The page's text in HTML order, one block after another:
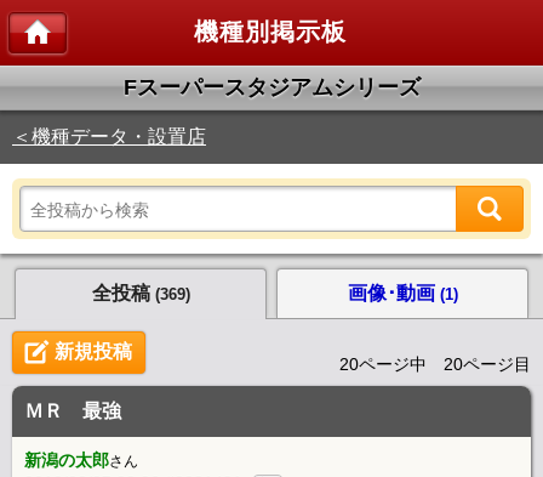
機種別掲示板
Fスーパースタジアムシリーズ
＜機種データ・設置店
全投稿 (369) 画像･動画 (1)
新規投稿
20ページ中 20ページ目
ＭＲ 最強
新潟の太郎さん